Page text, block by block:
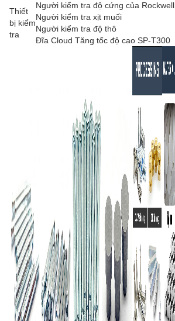
Thiết
bị kiểm
tra
Người kiểm tra độ cứng của Rockwell
Người kiểm tra xịt muối
Người kiểm tra độ thô
Đĩa Cloud Tăng tốc độ cao SP-T300